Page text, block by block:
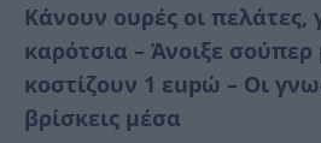
Κάνουν ουρές οι πελάτες,
καρότσια – Άνοιξε
κοστίζουν 1 εupώ – Οι
βρίσκεις μέσα